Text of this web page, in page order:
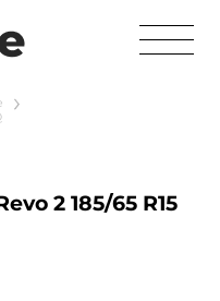
2 185/65 R15